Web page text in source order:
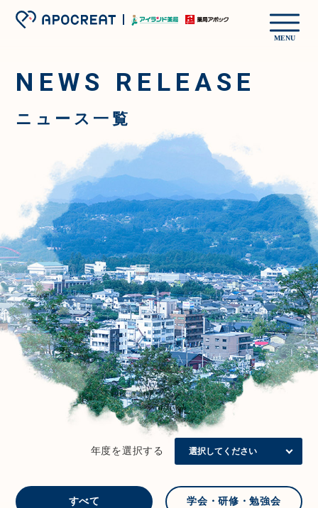
MENU
NEWS RELEASE
ニュース一覧
年度を選択する
すべて 学会・研修・勉強会